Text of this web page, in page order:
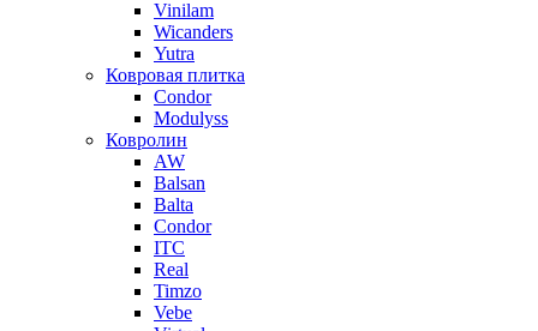
Vinilam
Wicanders
Yutra
Ковровая плитка
Condor
Modulyss
Ковролин
AW
Balsan
Balta
Condor
ITC
Real
Timzo
Vebe